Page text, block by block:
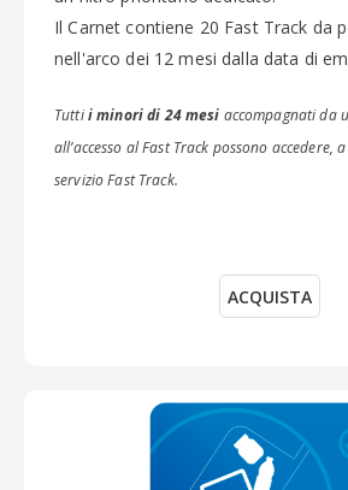
Il Carnet contiene 20 Fast Track da
nell'arco dei 12 mesi dalla data di
Tuttii minori di 24 mesi accompagnati da
all’accesso al Fast Track possono
servizio Fast Track.
ACQUISTA